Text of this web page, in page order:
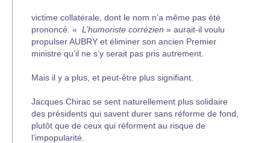
victime collatérale, dont le nom n’a même pas été
prononcé. « L’humoriste corrézien » aurait-il voulu
propulser AUBRY et éliminer son ancien Premier
ministre qu’il ne s’y serait pas pris autrement.
Mais il y a plus, et peut-être plus signifiant.
Jacques Chirac se sent naturellement plus solidaire
des présidents qui savent durer sans réforme de fond,
plutôt que de ceux qui réforment au risque de
l’impopularité.